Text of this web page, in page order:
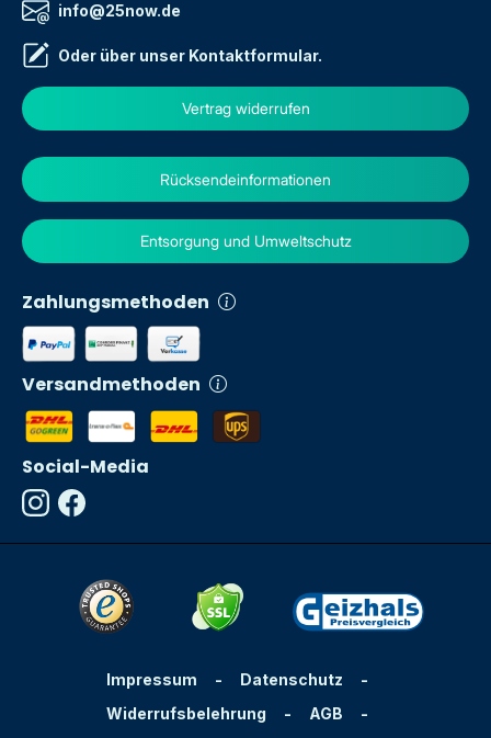
info@25now.de
Oder über unser Kontaktformular.
Vertrag widerrufen
Zahlungsmethoden
Versandmethoden
Rücksendeinformationen
Entsorgung und Umweltschutz
Social-Media
Impressum - Datenschutz
-
Widerrufsbelehrung
- AGB -